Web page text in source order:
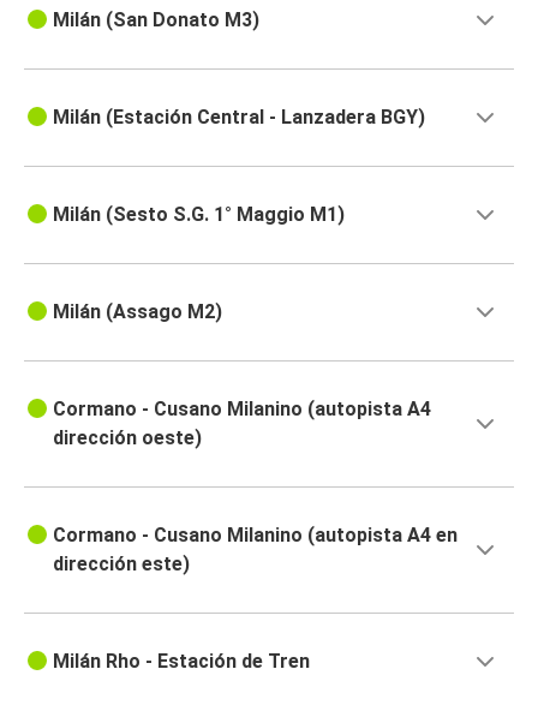
Milán (San Donato M3)
Milán (Estación Central - Lanzadera BGY)
Milán (Sesto S.G. 1° Maggio M1)
Milán (Assago M2)
Cormano - Cusano Milanino (autopista A4
dirección oeste)
Cormano - Cusano Milanino (autopista A4 en
dirección este)
Milán Rho - Estación de Tren